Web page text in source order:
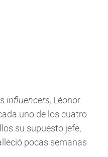
influencers, Léonor
uno de los cuatro
su supuesto jefe,
pocas semanas